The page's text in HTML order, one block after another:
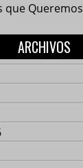
que Queremos
ARCHIVOS